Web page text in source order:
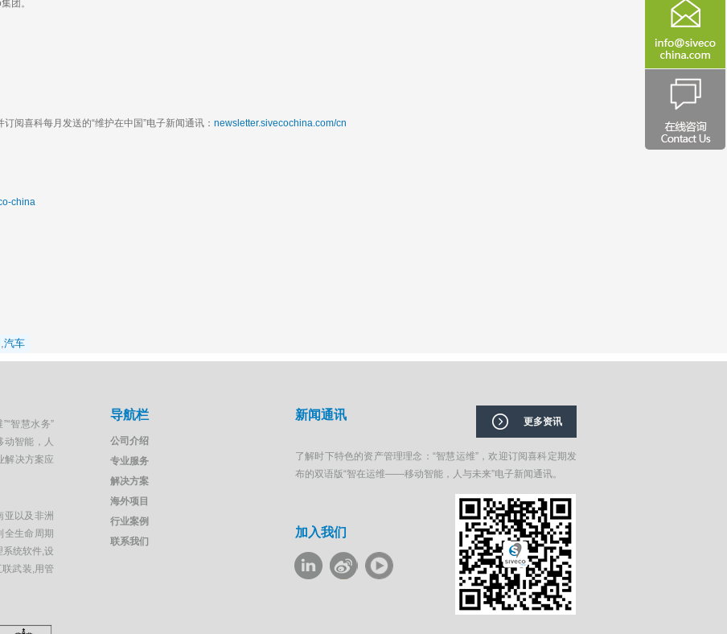
团。
喜科每月发送的“维护在中国”电子新闻通讯： newsletter.sivecochina.com/cn
china
汽车
智慧水务”
动智能，人
解决方案应
亚以及非洲
全生命周期
统软件,设
武装,用管
导航栏
公司介绍
专业服务
解决方案
海外项目
行业案例
联系我们
新闻通讯 更多资讯
了解时下特色的资产管理理念：“智慧运维”，欢迎订阅喜科定期发
布的双语版“智在运维——移动智能，人与未来”电子新闻通讯。
加入我们